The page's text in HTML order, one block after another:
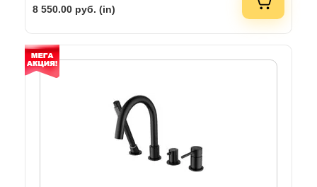
8 550.00 руб. (in)